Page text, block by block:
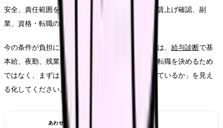
安全、責任範囲を確認したうえで、今の職場での賃上げ確認、副
業、資格・転職のどれが合うかを選びましょう。
今の条件が負担に見合っているか整理したい場合は、 給与診断で基
本給、夜勤、残業、賞与を分けて確認できます。転職を決めるため
ではなく、まずは「今の働き方で何が収入を支えているか」を見え
る化してください。
あわせて読みたい